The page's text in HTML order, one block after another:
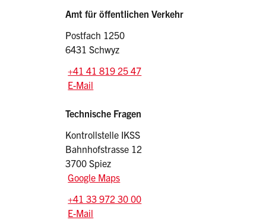
Sidebar
Adressen
Amt für öffentlichen Verkehr
Postfach 1250
6431 Schwyz
Tel.:
+41 41 819 25 47
E-Mail: oev
E-Mail
Technische Fragen
Kontrollstelle IKSS
Bahnhofstrasse 12
3700 Spiez
Google Maps
Tel.:
+41 33 972 30 00
E-Mail: info
E-Mail